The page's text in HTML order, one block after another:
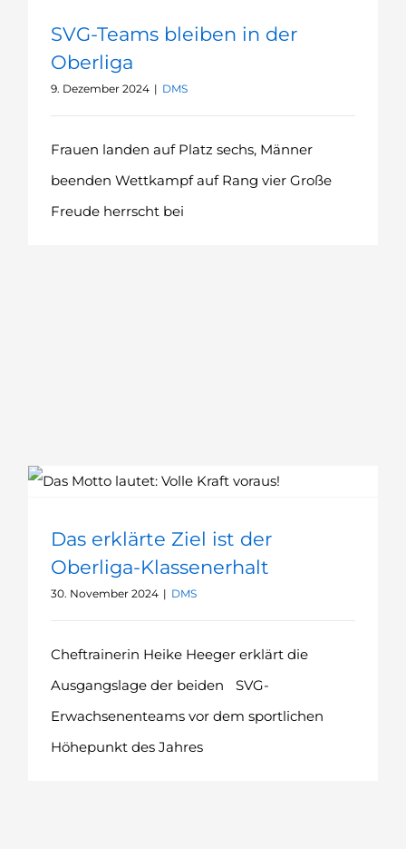
SVG-Teams bleiben in der
Oberliga
9. Dezember 2024 | DMS
Frauen landen auf Platz sechs, Männer
beenden Wettkampf auf Rang vier Große
Freude herrscht bei
Das erklärte Ziel ist der
Oberliga-Klassenerhalt
30. November 2024 | DMS
Cheftrainerin Heike Heeger erklärt die
Ausgangslage der beiden SVG-
Erwachsenenteams vor dem sportlichen
Höhepunkt des Jahres